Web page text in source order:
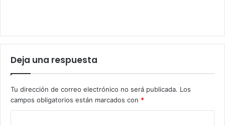
Deja una respuesta
Tu dirección de correo electrónico no será publicada. Los
campos obligatorios están marcados con *